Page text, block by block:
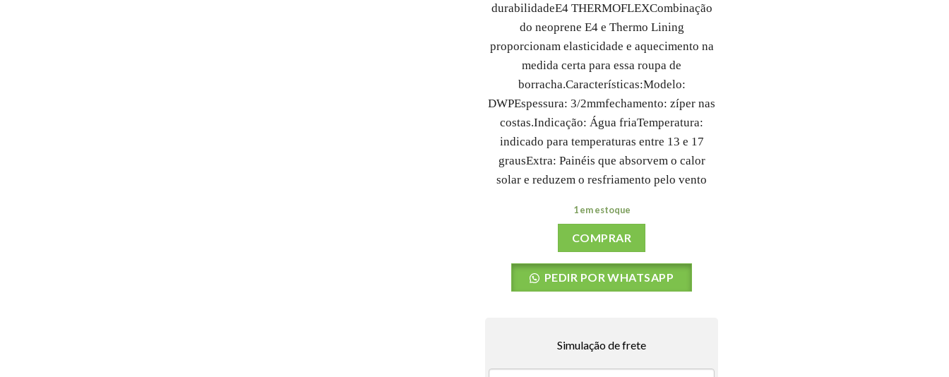
durabilidadeE4 THERMOFLEXCombinação
do neoprene E4 e Thermo Lining
proporcionam elasticidade e aquecimento na
medida certa para essa roupa de
borracha.Características:Modelo:
DWPEspessura: 3/2mmfechamento: zíper nas
costas.Indicação: Água friaTemperatura:
indicado para temperaturas entre 13 e 17
grausExtra: Painéis que absorvem o calor
solar e reduzem o resfriamento pelo vento
1 em estoque
COMPRAR
PEDIR POR WHATSAPP
Simulação de frete